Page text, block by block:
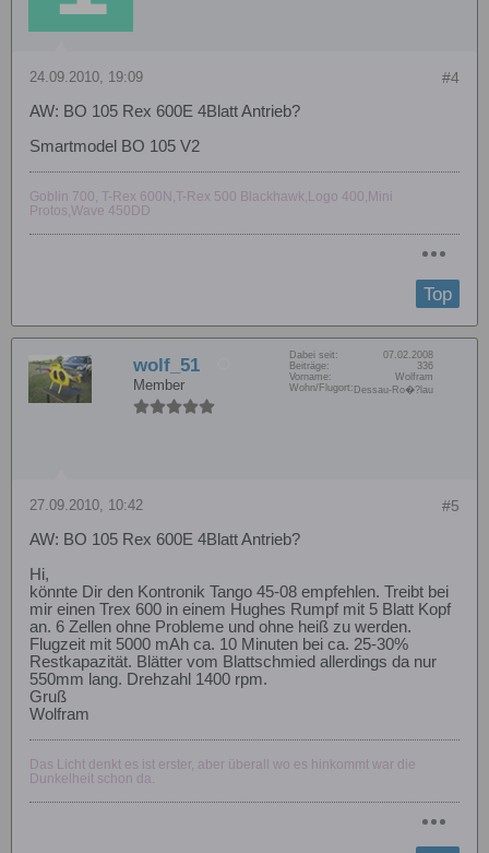
#4
24.09.2010, 19:09
AW: BO 105 Rex 600E 4Blatt Antrieb?
Smartmodel BO 105 V2
Goblin 700, T-Rex 600N,T-Rex 500 Blackhawk,Logo 400,Mini
Protos,Wave 450DD
Top
wolf_51
Member
Dabei seit:
07.02.2008
Beiträge:
336
Vorname:
Wolfram
Wohn/Flugort: Dessau-Ro�?lau
#5
27.09.2010, 10:42
AW: BO 105 Rex 600E 4Blatt Antrieb?
Hi,
könnte Dir den Kontronik Tango 45-08 empfehlen. Treibt bei
mir einen Trex 600 in einem Hughes Rumpf mit 5 Blatt Kopf
an. 6 Zellen ohne Probleme und ohne heiß zu werden.
Flugzeit mit 5000 mAh ca. 10 Minuten bei ca. 25-30%
Restkapazität. Blätter vom Blattschmied allerdings da nur
550mm lang. Drehzahl 1400 rpm.
Gruß
Wolfram
Das Licht denkt es ist erster, aber überall wo es hinkommt war die
Dunkelheit schon da.